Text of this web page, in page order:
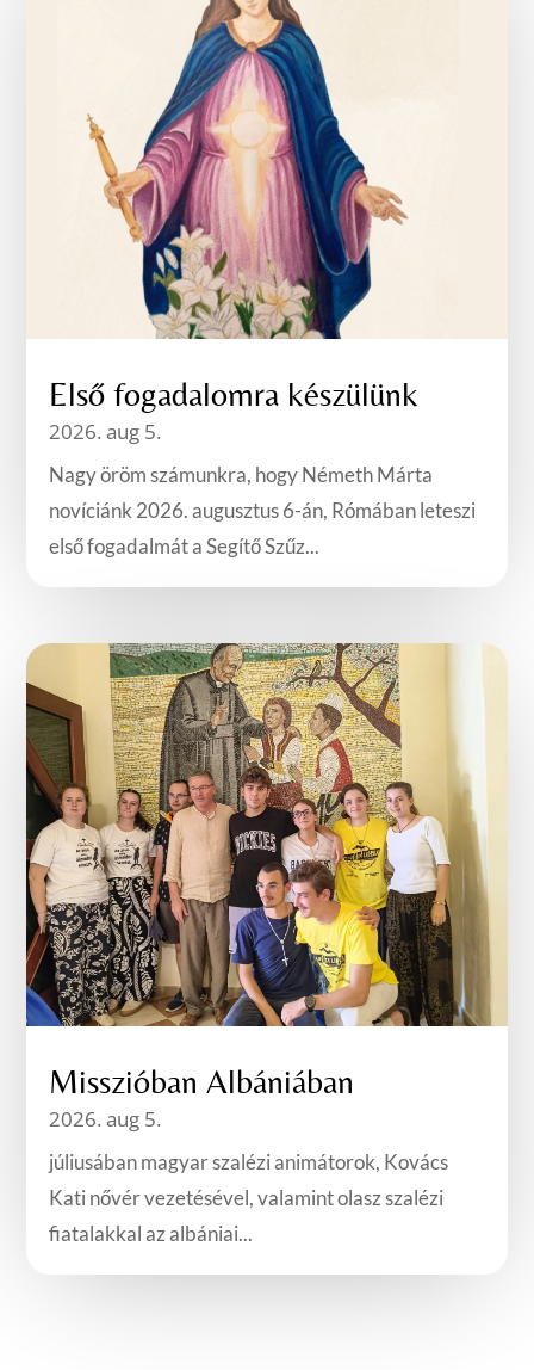
Első fogadalomra készülünk
2026. aug 5.
Nagy öröm számunkra, hogy Németh Márta
novíciánk 2026. augusztus 6-án, Rómában leteszi
első fogadalmát a Segítő Szűz...
Misszióban Albániában
2026. aug 5.
júliusában magyar szalézi animátorok, Kovács
Kati nővér vezetésével, valamint olasz szalézi
fiatalakkal az albániai...